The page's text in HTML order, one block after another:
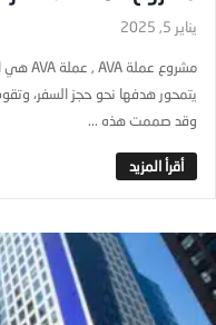
يناير 5, 2025
يتمحور هدفها نحو حجز السفر،
وقد صممت هذه ...